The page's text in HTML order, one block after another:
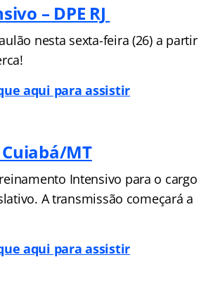
– DPE RJ
nesta sexta-feira (26) a partir
aqui para assistir
MT
Intensivo para o cargo
A transmissão começará a
aqui para assistir